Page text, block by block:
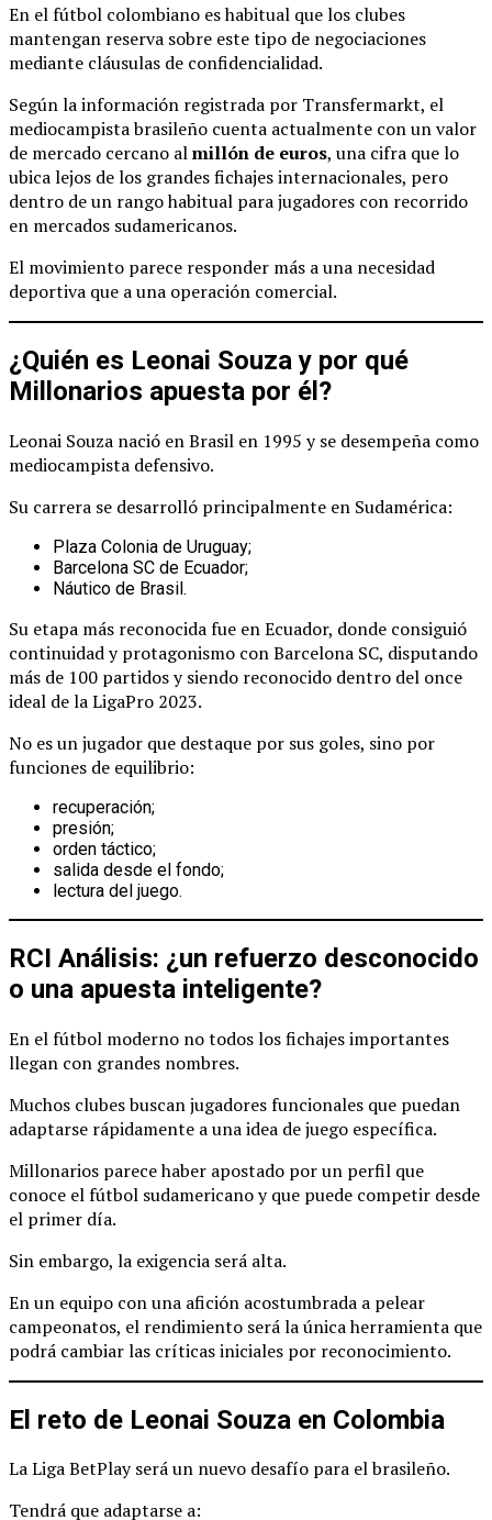
En el fútbol colombiano es habitual que los clubes
mantengan reserva sobre este tipo de negociaciones
mediante cláusulas de confidencialidad.
Según la información registrada por Transfermarkt, el
mediocampista brasileño cuenta actualmente con un valor
de mercado cercano almillón de euros, una cifra que lo
ubica lejos de los grandes fichajes internacionales, pero
dentro de un rango habitual para jugadores con recorrido
en mercados sudamericanos.
El movimiento parece responder más a una necesidad
deportiva que a una operación comercial.
¿Quién es Leonai Souza y por qué
Millonarios apuesta por él?
Leonai Souza nació en Brasil en 1995 y se desempeña como
mediocampista defensivo.
Su carrera se desarrolló principalmente en Sudamérica:
Plaza Colonia de Uruguay;
Barcelona SC de Ecuador;
Náutico de Brasil.
Su etapa más reconocida fue en Ecuador, donde consiguió
continuidad y protagonismo con Barcelona SC, disputando
más de 100 partidos y siendo reconocido dentro del once
ideal de la LigaPro 2023.
No es un jugador que destaque por sus goles, sino por
funciones de equilibrio:
recuperación;
presión;
orden táctico;
salida desde el fondo;
lectura del juego.
RCI Análisis: ¿un refuerzo desconocido
o una apuesta inteligente?
En el fútbol moderno no todos los fichajes importantes
llegan con grandes nombres.
Muchos clubes buscan jugadores funcionales que puedan
adaptarse rápidamente a una idea de juego específica.
Millonarios parece haber apostado por un perfil que
conoce el fútbol sudamericano y que puede competir desde
el primer día.
Sin embargo, la exigencia será alta.
En un equipo con una afición acostumbrada a pelear
campeonatos, el rendimiento será la única herramienta que
podrá cambiar las críticas iniciales por reconocimiento.
El reto de Leonai Souza en Colombia
La Liga BetPlay será un nuevo desafío para el brasileño.
Tendrá que adaptarse a: